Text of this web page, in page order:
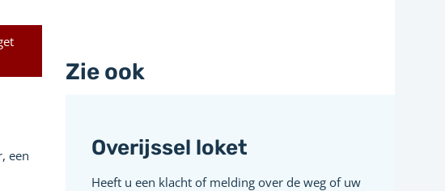
een
Zie ook
Overijssel loket
Heeft u een klacht of melding over de weg of uw